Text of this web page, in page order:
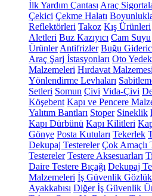
İlk Yardım Çantası Araç
Çekici Çekme Halatı
Reflektörleri Takoz Kış Ürünleri
Aletleri Buz Kazıyıcı Cam Suyu
Ürünler Antifrizler Buğu
Araç Şarj İstasyonları Oto
Malzemeleri Hırdavat
Yönlendirme Levhaları
Setleri Somun Çivi Vida-Çivi
Köşebent Kapı ve Pencere
Yalıtım Bantları Stoper Sineklik
Kapı Dürbünü Kapı Kilitleri
Gönye Posta Kutuları Tekerlek
Dekupaj Testereler Çok Amaçlı
Testereler Testere Aksesuarları
Daire Testere Bıçağı Dekupaj
Malzemeleri İş Güvenlik
Ayakkabısı Diğer İş Güvenlik